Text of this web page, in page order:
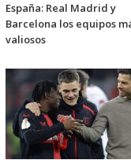
España: Real Madrid y
Barcelona los equipos
valiosos